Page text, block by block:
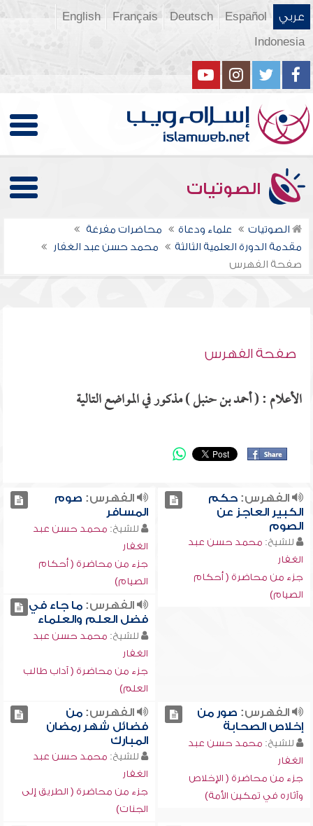
عربي Español
Deutsch
Français
English
Indonesia
الصوتيات
الصوتيات علماء ودعاة
محاضرات مفرغة
مقدمة الدورة العلمية الثالثة
محمد حسن عبد الغفار
صفحة الفهرس
صفحة الفهرس
الأعلام : ( أحمد بن حنبل ) مذكور في المواضع التالية
الفهرس:حكم
الكبير العاجز عن
الصوم
للشيخ: محمد حسن عبد
الغفار
جزء من محاضرة ( أحكام
الصيام)
الفهرس: صوم
المسافر
للشيخ: محمد حسن عبد
الغفار
جزء من محاضرة ( أحكام
الصيام)
الفهرس:ما جاء في
فضل العلم والعلماء
للشيخ: محمد حسن عبد
الغفار
جزء من محاضرة ( آداب طالب
العلم)
الفهرس: صور من
إخلاص الصحابة
للشيخ: محمد حسن عبد
الغفار
جزء من محاضرة ( الإخلاص
وآثاره في تمكين الأمة)
الفهرس:من
فضائل شهر رمضان
المبارك
للشيخ: محمد حسن عبد
الغفار
جزء من محاضرة ( الطريق إلى
الجنات)